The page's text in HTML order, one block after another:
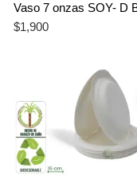
$1,900